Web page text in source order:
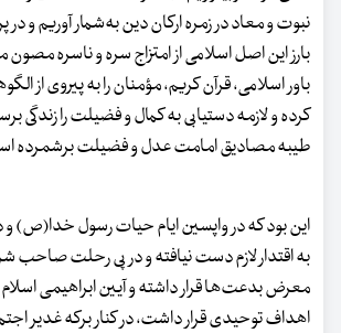
نبوت و معاد در زمره ارکان دین به‌شمار آوریم و در
بارز این اصل اسلامی از امتزاج سره و ناسره مصون
باور اسلامی، قرآن کریم، مؤمنان را به پیروی از
کرده و لازمه دستیابی به کمال و فضیلت را زندگی
طیبه مصادیق امامت عدل و فضیلت برشمرده
این بود که در واپسین ایام حیات رسول خدا(ص) و
به اقتدار لازم دست نیافته و در پی رحلت صاحب
معرض بدعت‌ها قرار داشته و آیین ابراهیمی
اهداف توحیدی قرار داشت، در کنار برکه غدیر